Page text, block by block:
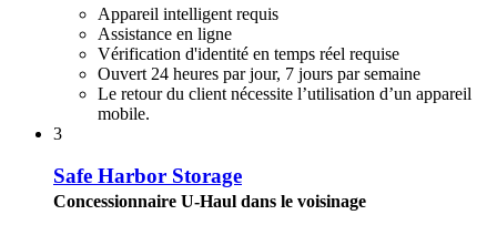
Appareil intelligent requis
Assistance en ligne
Vérification d'identité en temps réel requise
Ouvert 24 heures par jour, 7 jours par semaine
Le retour du client nécessite l’utilisation d’un appareil
mobile.
3
Safe Harbor Storage
Concessionnaire U-Haul dans le voisinage